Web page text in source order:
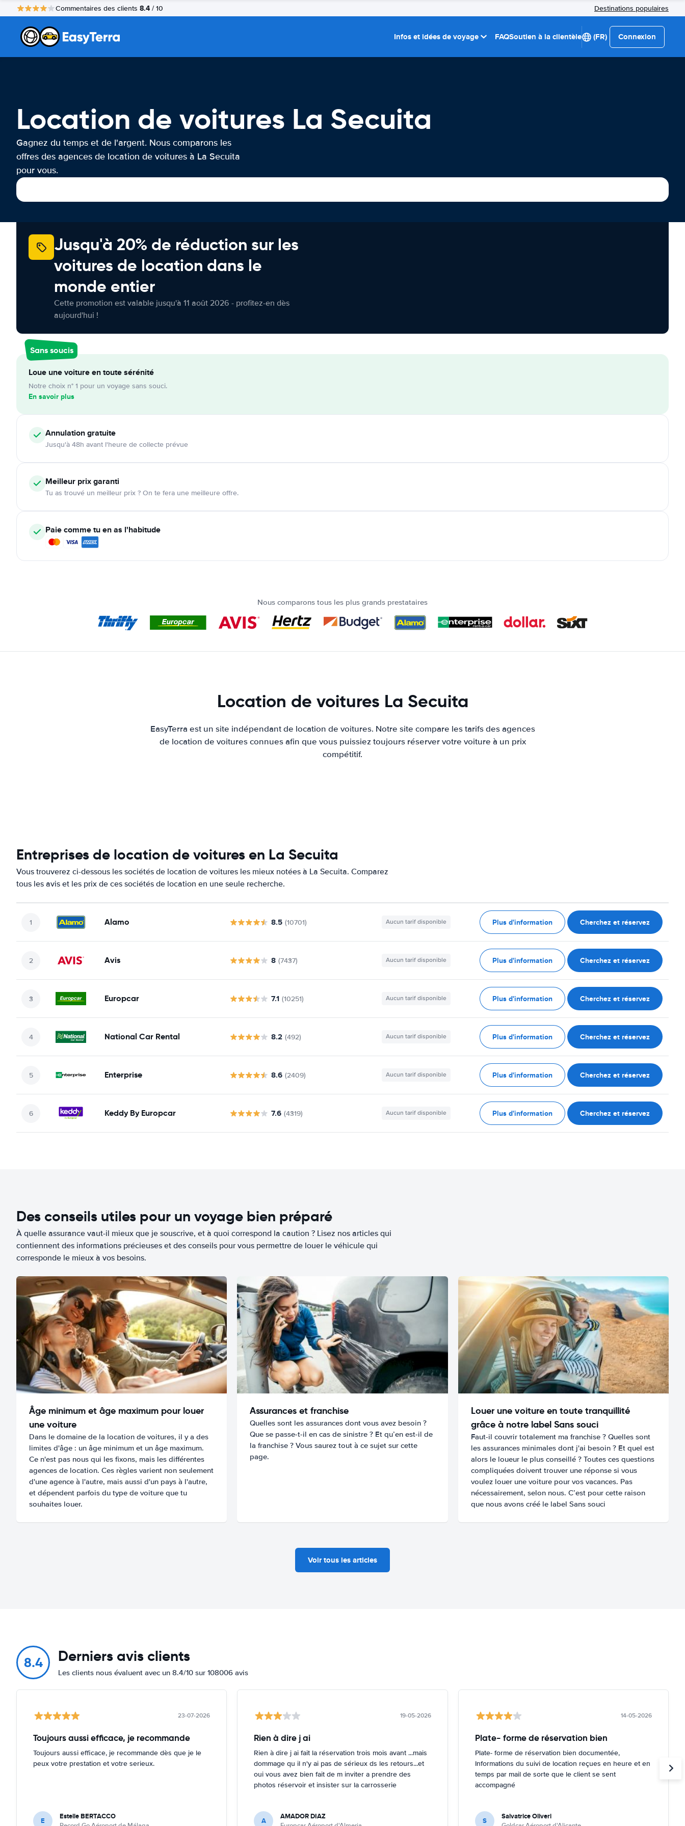
Commentaires des clients 8.4 / 10 Destinations populaires
Infos et idées de voyage FAQSoutien à la clientèle (FR) Connexion
Location de voitures La Secuita
Gagnez du temps et de l'argent. Nous comparons les
offres des agences de location de voitures à La Secuita
pour vous.
Jusqu'à 20% de réduction sur les
voitures de location dans le
monde entier
Cette promotion est valable jusqu'à 11 août 2026 - profitez-en dès
aujourd'hui !
Sans soucis
Loue une voiture en toute sérénité
Notre choix n° 1 pour un voyage sans souci.
En savoir plus
Annulationgratuite
Jusqu'à 48h avant l'heure de collecte prévue
Meilleur prix garanti
Tu as trouvé un meilleur prix ? On te fera une meilleure offre.
Paie comme tu en as l'habitude
Nous comparons tous les plus grands prestataires
Location de voitures La Secuita
EasyTerra est un site indépendant de location de voitures. Notre site compare les tarifs des agences
de location de voitures connues afin que vous puissiez toujours réserver votre voiture à un prix
compétitif.
Entreprises de location de voitures en La Secuita
Vous trouverez ci-dessous les sociétés de location de voitures les mieux notées à La Secuita. Comparez
tous les avis et les prix de ces sociétés de location en une seule recherche.
Alamo 8.5 (10701) Aucun tarif disponible Plus d'information Cherchez et réservez
Avis 8 (7437) Aucun tarif disponible Plus d'information Cherchez et réservez
Europcar 7.1 (10251) Aucun tarif disponible Plus d'information Cherchez et réservez
National Car Rental 8.2 (492) Aucun tarif disponible Plus d'information Cherchez et réservez
Enterprise 8.6 (2409) Aucun tarif disponible Plus d'information Cherchez et réservez
Keddy By Europcar 7.6 (4319) Aucun tarif disponible Plus d'information Cherchez et réservez
Des conseils utiles pour un voyage bien préparé
À quelle assurance vaut-il mieux que je souscrive, et à quoi correspond la caution ? Lisez nos articles qui
contiennent des informations précieuses et des conseils pour vous permettre de louer le véhicule qui
corresponde le mieux à vos besoins.
Âge minimum et âge maximum pour louer
une voiture
Dans le domaine de la location de voitures, il y a des
limites d'âge : un âge minimum et un âge maximum.
Ce n'est pas nous qui les fixons, mais les différentes
agences de location. Ces règles varient non seulement
d'une agence à l'autre, mais aussi d'un pays à l'autre,
et dépendent parfois du type de voiture que tu
souhaites louer.
Assurances et franchise
Quelles sont les assurances dont vous avez besoin ?
Que se passe-t-il en cas de sinistre ? Et qu’en est-il de
la franchise ? Vous saurez tout à ce sujet sur cette
page.
Louer une voiture en toute tranquillité
grâce à notre label Sans souci
Faut-il couvrir totalement ma franchise ? Quelles sont
les assurances minimales dont j'ai besoin ? Et quel est
alors le loueur le plus conseillé ? Toutes ces questions
compliquées doivent trouver une réponse si vous
voulez louer une voiture pour vos vacances. Pas
nécessairement, selon nous. C’est pour cette raison
que nous avons créé le label Sans souci
Voir tous les articles
8.4 Derniers avis clients
Les clients nous évaluent avec un 8.4/10 sur 108006 avis
23-07-2026
Toujours aussi efficace, je recommande
Toujours aussi efficace, je recommande dès que je le
peux votre prestation et votre serieux.
E Estelle BERTACCO
19-05-2026
Rien à dire j ai
Rien à dire j ai fait la réservation trois mois avant ...mais
dommage qu il n'y ai pas de sérieux ds les retours...et
oui vous avez bien fait de m inviter a prendre des
photos réservoir et insister sur la carrosserie
A AMADOR DIAZ
14-05-2026
Plate- forme de réservation bien
Plate- forme de réservation bien documentée,
Informations du suivi de location reçues en heure et en
temps par mail de sorte que le client se sent
accompagné
S Salvatrice Oliveri